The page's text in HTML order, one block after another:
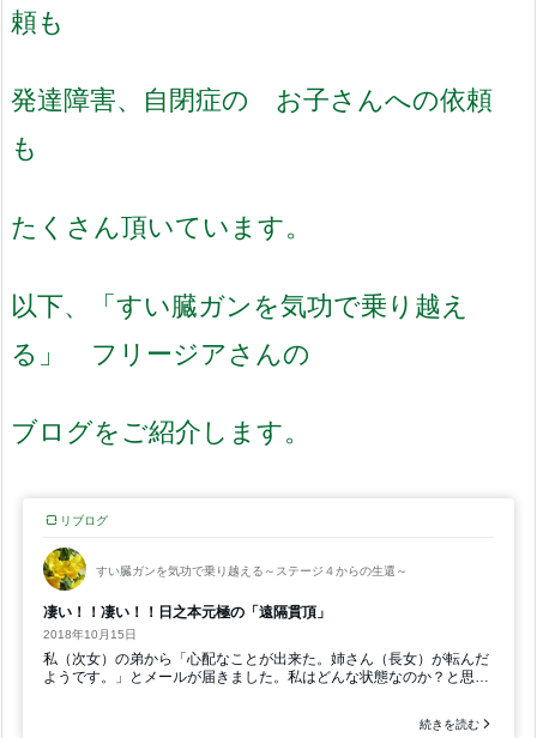
頼も
発達障害、自閉症の お子さんへの依頼
も
たくさん頂いています。
以下、「すい臓ガンを気功で乗り越え
る」 フリージアさんの
ブログをご紹介します。